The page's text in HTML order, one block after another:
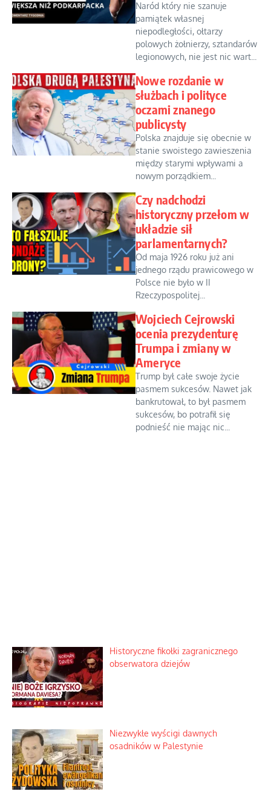
Naród który nie szanuje
pamiątek własnej
niepodległości, ołtarzy
polowych żołnierzy, sztandarów
legionowych, nie jest nic wart...
Nowe rozdanie w
służbach i polityce
oczami znanego
publicysty
Polska znajduje się obecnie w
stanie swoistego zawieszenia
między starymi wpływami a
nowym porządkiem...
Czy nadchodzi
historyczny przełom w
układzie sił
parlamentarnych?
Od maja 1926 roku już ani
jednego rządu prawicowego w
Polsce nie było w II
Rzeczypospolitej...
Wojciech Cejrowski
ocenia prezydenturę
Trumpa i zmiany w
Ameryce
Trump był całe swoje życie
pasmem sukcesów. Nawet jak
bankrutował, to był pasmem
sukcesów, bo potrafił się
podnieść nie mając nic...
Historyczne fikołki zagranicznego
obserwatora dziejów
Niezwykłe wyścigi dawnych
osadników w Palestynie